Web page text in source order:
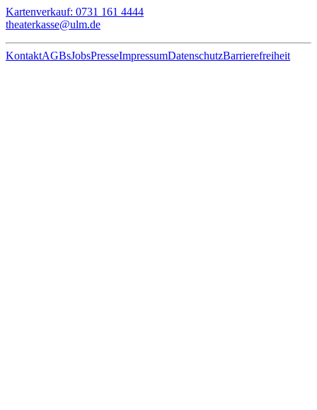
Kartenverkauf: 0731 161 4444
theaterkasse@ulm.de
KontaktAGBsJobsPresseImpressumDatenschutzBarrierefreiheit